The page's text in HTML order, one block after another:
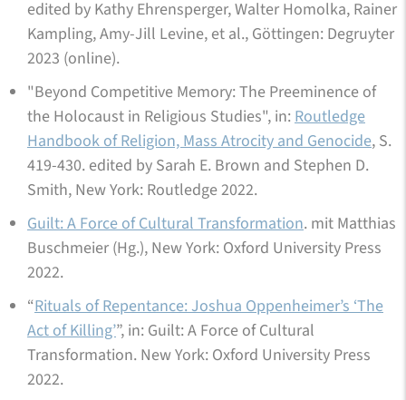
edited by Kathy Ehrensperger, Walter Homolka, Rainer
Kampling, Amy-Jill Levine, et al., Göttingen: Degruyter
2023 (online).
"Beyond Competitive Memory: The Preeminence of
the Holocaust in Religious Studies", in: Routledge
Handbook of Religion, Mass Atrocity and Genocide, S.
419-430. edited by Sarah E. Brown and Stephen D.
Smith, New York: Routledge 2022.
Guilt: A Force of Cultural Transformation. mit Matthias
Buschmeier (Hg.), New York: Oxford University Press
2022.
“Rituals of Repentance: Joshua Oppenheimer’s ‘The
Act of Killing’”, in: Guilt: A Force of Cultural
Transformation. New York: Oxford University Press
2022.